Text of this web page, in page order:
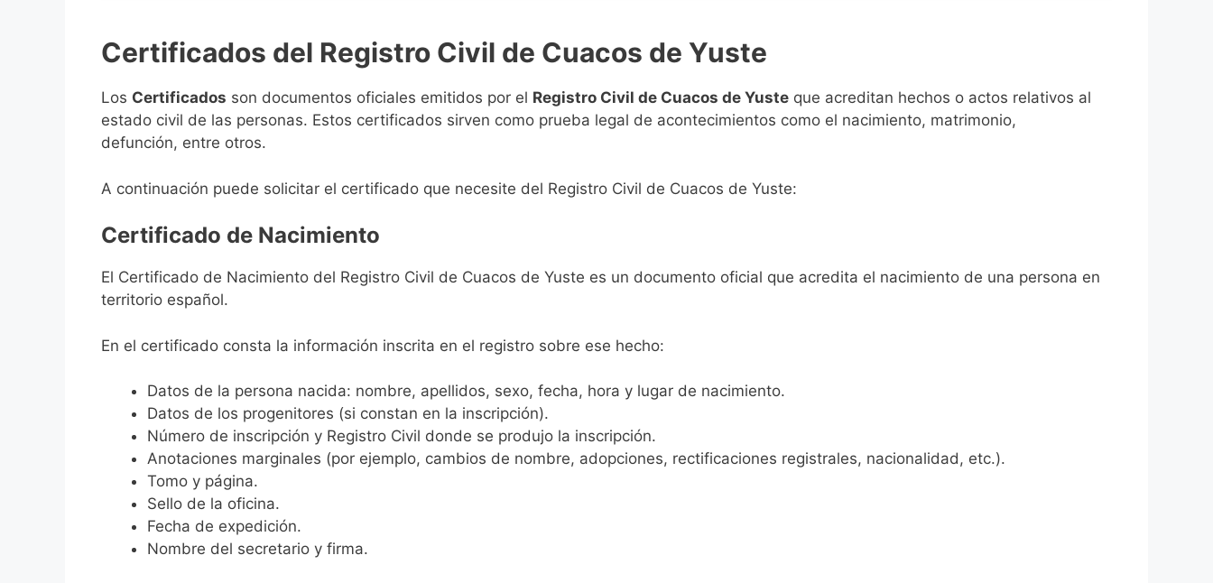
Certificados del Registro Civil de Cuacos de Yuste
Los Certificados son documentos oficiales emitidos por el Registro Civil de Cuacos de Yuste que acreditan hechos o actos relativos al
estado civil de las personas. Estos certificados sirven como prueba legal de acontecimientos como el nacimiento, matrimonio,
defunción, entre otros.
A continuación puede solicitar el certificado que necesite del Registro Civil de Cuacos de Yuste:
Certificado de Nacimiento
El Certificado de Nacimiento del Registro Civil de Cuacos de Yuste es un documento oficial que acredita el nacimiento de una persona en
territorio español.
En el certificado consta la información inscrita en el registro sobre ese hecho:
Datos de la persona nacida: nombre, apellidos, sexo, fecha, hora y lugar de nacimiento.
Datos de los progenitores (si constan en la inscripción).
Número de inscripción y Registro Civil donde se produjo la inscripción.
Anotaciones marginales (por ejemplo, cambios de nombre, adopciones, rectificaciones registrales, nacionalidad, etc.).
Tomo y página.
Sello de la oficina.
Fecha de expedición.
Nombre del secretario y firma.